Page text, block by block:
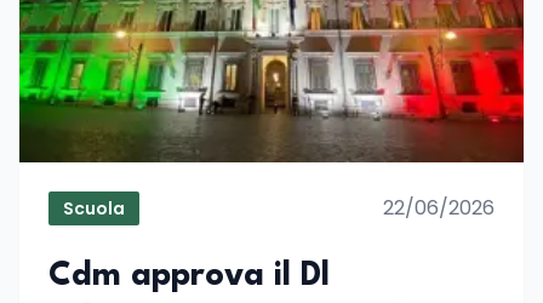
Scuola 22/06/2026
Cdm approva il Dl